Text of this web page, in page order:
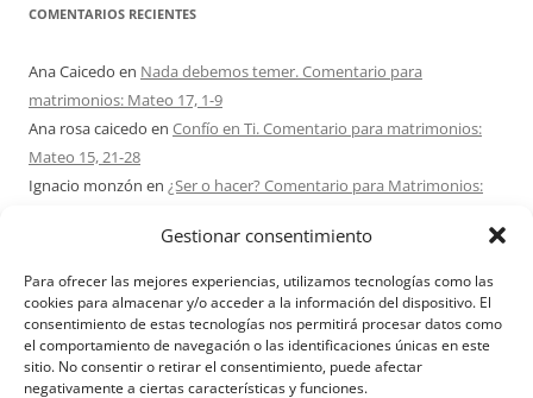
Gestionar consentimiento
Para ofrecer las mejores experiencias, utilizamos tecnologías como las
cookies para almacenar y/o acceder a la información del dispositivo. El
consentimiento de estas tecnologías nos permitirá procesar datos como
el comportamiento de navegación o las identificaciones únicas en este
sitio. No consentir o retirar el consentimiento, puede afectar
negativamente a ciertas características y funciones.
COMENTARIOS RECIENTES
Ana Caicedo en Nada debemos temer. Comentario para
matrimonios: Mateo 17, 1-9
Ana rosa caicedo en Confío en Ti. Comentario para matrimonios:
Mateo 15, 21-28
Ignacio monzón en ¿Ser o hacer? Comentario para Matrimonios:
Maria Asuncion Herrero Mendezen¿Ser o hacer? Comentario para
Matrimonios: Mateo 15, 1-2. 10-14
Sandra Karina SolomitaenRETIRO MATRIMONIOS BUENOS AIRES
7 – 9 AGOSTO 2026